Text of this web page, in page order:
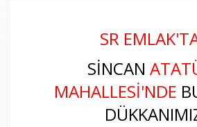
SR
SİNCAN
MAHALLESİ'NDE